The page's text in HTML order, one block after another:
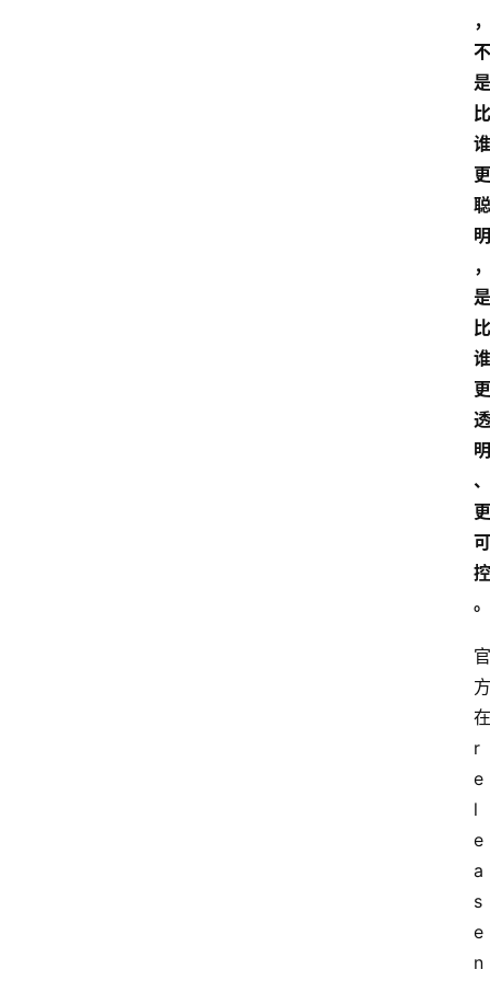
，
不
是
比
谁
更
聪
明
，
是
比
谁
更
透
明
、
更
可
控
。
官
方
在
r
e
l
e
a
s
e
n